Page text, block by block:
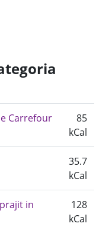
Carrefour
85
kCal
35.7
kCal
in
128
kCal